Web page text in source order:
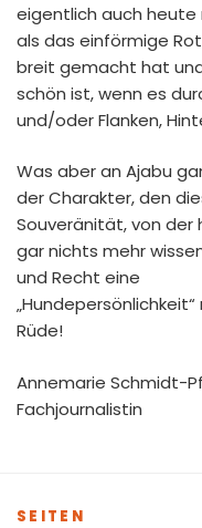
eigentlich auch
als das einförmige
breit gemacht hat
schön ist, wenn es
und/oder Flanken,
Was aber an Ajabu
der Charakter, den
Souveränität, von
gar nichts mehr
und Recht eine
Rüde!
Annemarie Schmidt-
Fachjournalistin
SEITEN